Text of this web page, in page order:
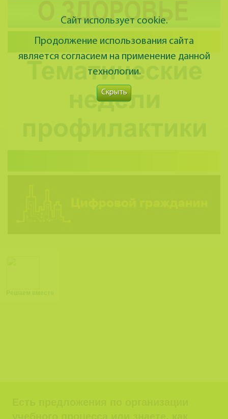
Сайт использует cookie.
Продолжение использования сайта
является согласием на применение данной
технологии.
Скрыть